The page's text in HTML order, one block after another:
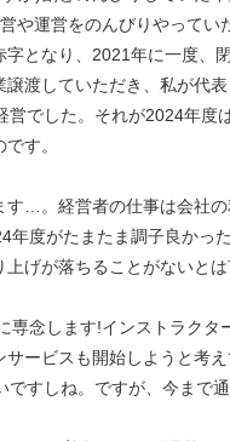
や運営をのんびりやって
となり、2021年に一度
渡していただき、私が代
でした。それが2024年
す。
…。経営者の仕事は会社
年度がたまたま調子良か
上げが落ちることがないと
念します!インストラク
ービスも開始しようと考
すしね。ですが、今ま